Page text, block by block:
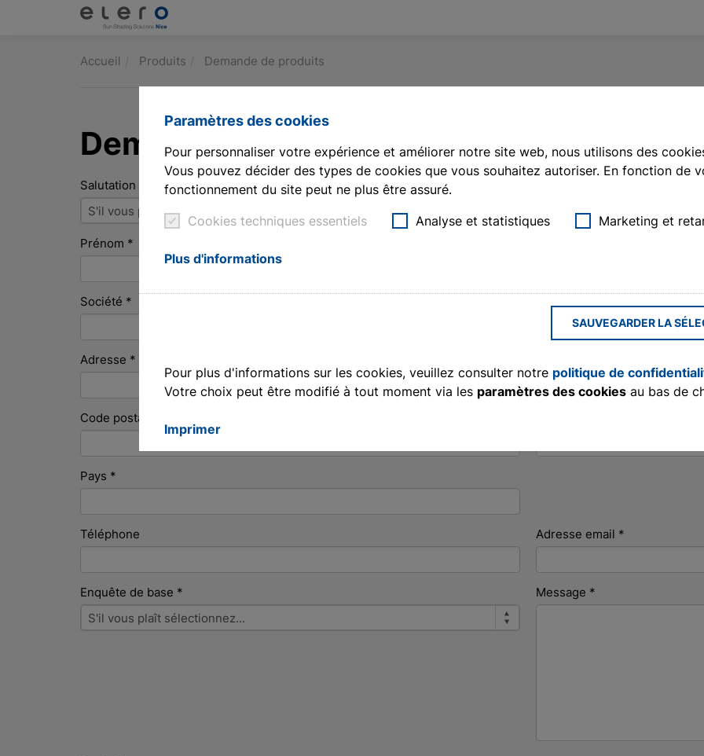
Paramètres des cookies
Pour personnaliser votre expérience et améliorer notre site web, nous utilisons des
Vous pouvez décider des types de cookies que vous souhaitez autoriser. En fonction de
fonctionnement du site peut ne plus être assuré.
Cookies techniques essentiels
Analyse et statistiques Marketing et
Plus d'informations
SAUVEGARDER LA
Pour plus d'informations sur les cookies, veuillez consulter notre politique de
Votre choix peut être modifié à tout moment via les paramètres des cookies au bas de
Imprimer
Nouvelles et Presse
Téléchargements et service
Architectes et urbanistes
Technologie des moteurs à tige de vérin
Accueil Produits Demande de produits
Demande de produits
Salutation
S'il vous plaît sélectionnez...
Salutation
*
Prénom *
Société *
Adresse *
Code postal
Pays *
Téléphone Adresse email *
Enquête de base *
S'il vous plaît sélectionnez...
Enquête
de
Message *